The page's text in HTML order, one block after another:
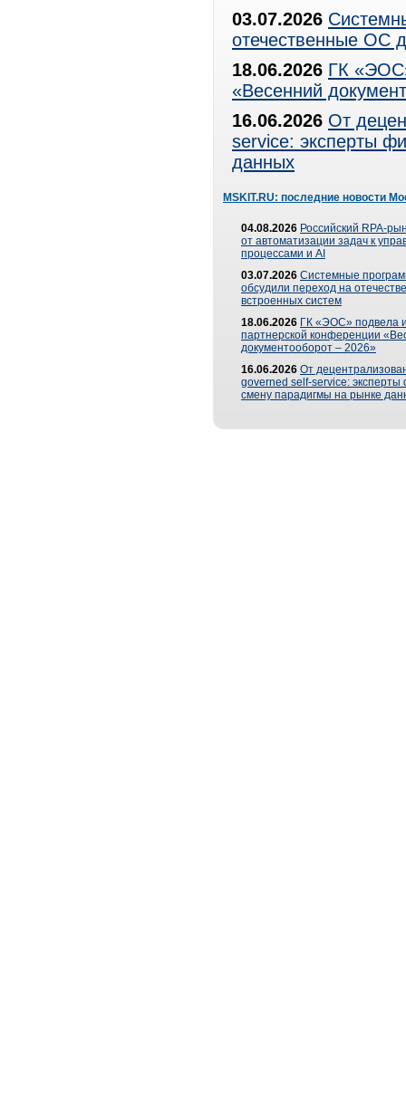
03.07.2026
отечественные ОС
18.06.2026 ГК
«Весенний
16.06.2026 От
service: эксперты
данных
MSKIT.RU: последние новости
04.08.2026 Российский RPA-
от автоматизации задач к
процессами и AI
03.07.2026 Системные
обсудили переход на
встроенных систем
18.06.2026 ГК «ЭОС» подвела
партнерской конференции
документооборот – 2026»
16.06.2026 От
governed self-service: эксперты
смену парадигмы на рынке